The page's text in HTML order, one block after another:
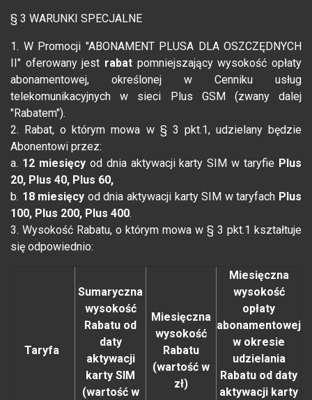
§ 3 WARUNKI SPECJALNE
1. W Promocji "ABONAMENT PLUSA DLA OSZCZĘDNYCH
II" oferowany jest rabat pomniejszający wysokość opłaty
abonamentowej, określonej w Cenniku usług
telekomunikacyjnych w sieci Plus GSM (zwany dalej
"Rabatem").
2. Rabat, o którym mowa w § 3 pkt.1, udzielany będzie
Abonentowi przez:
a. 12 miesięcyod dnia aktywacji karty SIM w taryfie Plus
20, Plus 40, Plus 60,
b. 18 miesięcy od dnia aktywacji karty SIM w taryfach Plus
100, Plus 200, Plus 400.
3. Wysokość Rabatu, o którym mowa w § 3 pkt.1 kształtuje
się odpowiednio:
Taryfa
Sumaryczna
wysokość
Rabatu od
daty
aktywacji
karty SIM
(wartość w
Miesięczna
wysokość
Rabatu
(wartość w
zł)
Miesięczna
wysokość
opłaty
abonamentowej
w okresie
udzielania
Rabatu od daty
aktywacji karty